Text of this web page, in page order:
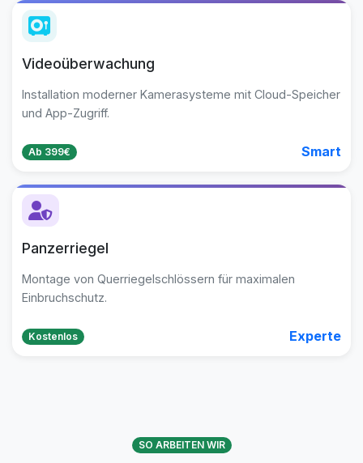
Videoüberwachung
Installation moderner Kamerasysteme mit Cloud-Speicher
und App-Zugriff.
Ab 399€ Smart
Panzerriegel
Montage von Querriegelschlössern für maximalen
Einbruchschutz.
Kostenlos Experte
SO ARBEITEN WIR